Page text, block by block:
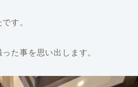
す。
た事を思い出します。